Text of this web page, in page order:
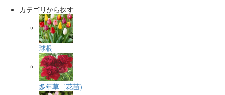
カテゴリから探す
球根
多年草（花苗）